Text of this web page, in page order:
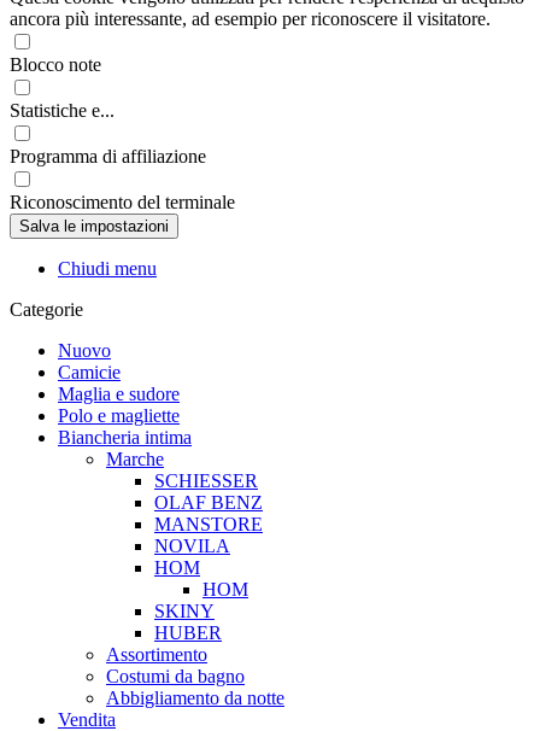
ancora più interessante, ad esempio per riconoscere il visitatore.
Blocco note
Statistiche e...
Programma di affiliazione
Riconoscimento del terminale
Chiudi menu
Categorie
Nuovo
Camicie
Maglia e sudore
Polo e magliette
Biancheria intima
Marche
SCHIESSER
OLAF BENZ
MANSTORE
NOVILA
HOM
HOM
SKINY
HUBER
Assortimento
Costumi da bagno
Abbigliamento da notte
Vendita